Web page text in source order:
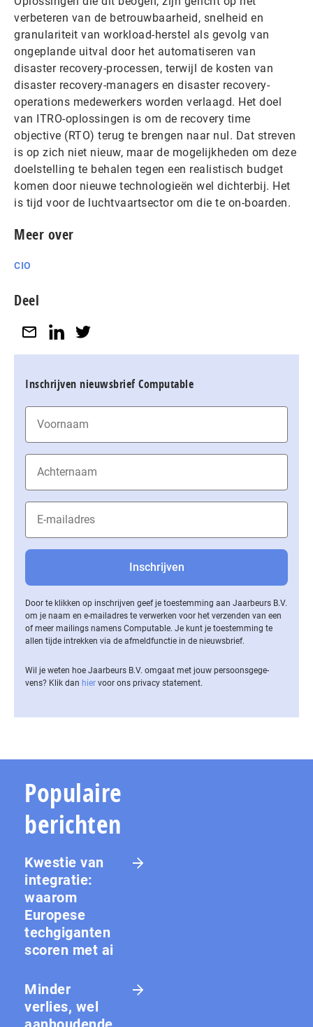
verbeteren van de betrouwbaarheid, snelheid en
granulariteit van workload-herstel als gevolg van
ongeplande uitval door het automatiseren van
disaster recovery-processen, terwijl de kosten van
disaster recovery-managers en disaster recovery-
operations medewerkers worden verlaagd. Het doel
van ITRO-oplossingen is om de recovery time
objective (RTO) terug te brengen naar nul. Dat streven
is op zich niet nieuw, maar de mogelijkheden om deze
doelstelling te behalen tegen een realistisch budget
komen door nieuwe technologieën wel dichterbij. Het
is tijd voor de luchtvaartsector om die te on-boarden.
Meer over
CIO
Deel
Inschrijven nieuwsbrief Computable
Door te klikken op inschrijven geef je toestemming aan Jaarbeurs B.V.
om je naam en e-mailadres te verwerken voor het verzenden van een
of meer mailings namens Computable. Je kunt je toestemming te
allen tijde intrekken via de af­meld­func­tie in de nieuwsbrief.
Wil je weten hoe Jaarbeurs B.V. omgaat met jouw per­soons­ge­ge­
vens? Klik dan hier voor ons privacy statement.
Populaire
berichten
Kwestie van
integratie:
waarom
Europese
techgiganten
scoren met ai
Minder
verlies, wel